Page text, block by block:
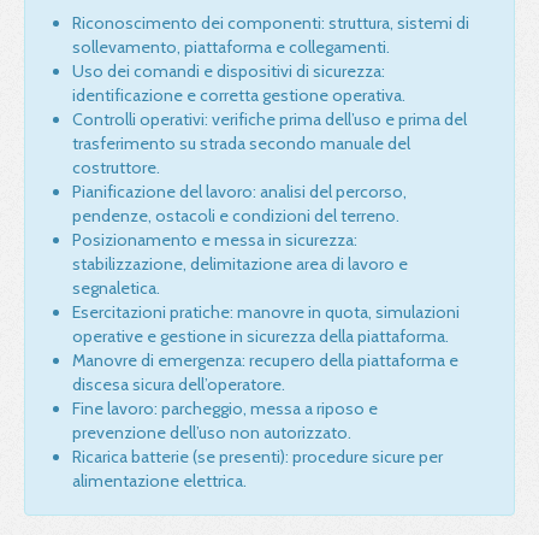
Riconoscimento dei componenti: struttura, sistemi di
sollevamento, piattaforma e collegamenti.
Uso dei comandi e dispositivi di sicurezza:
identificazione e corretta gestione operativa.
Controlli operativi: verifiche prima dell’uso e prima del
trasferimento su strada secondo manuale del
costruttore.
Pianificazione del lavoro: analisi del percorso,
pendenze, ostacoli e condizioni del terreno.
Posizionamento e messa in sicurezza:
stabilizzazione, delimitazione area di lavoro e
segnaletica.
Esercitazioni pratiche: manovre in quota, simulazioni
operative e gestione in sicurezza della piattaforma.
Manovre di emergenza: recupero della piattaforma e
discesa sicura dell’operatore.
Fine lavoro: parcheggio, messa a riposo e
prevenzione dell’uso non autorizzato.
Ricarica batterie (se presenti): procedure sicure per
alimentazione elettrica.